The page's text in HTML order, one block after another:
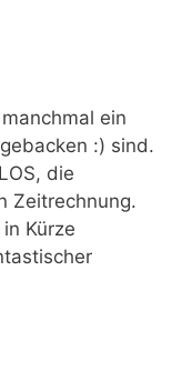
ein
:) sind.
die
Zeitrechnung.
Kürze